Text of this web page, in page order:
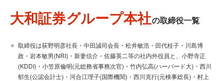
大和証券グループ本社の取締役一覧
取締役は荻野明彦社長・中田誠司会長・松井敏浩・田代桂子・川島博
政・岩本敏男(NRI)・新妻信介・佐藤英二等の社内外役員と、小野寺正
(KDDI)・小笠原倫明(元総務省事務次官)・竹内弘高(ハーバード大)・西川
郁生(公認会計士)・河合江理子(国際機関)・西川克行(元検事総長)・村上